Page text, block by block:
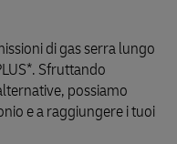
di gas serra lungo
Sfruttando
possiamo
e a raggiungere i tuoi